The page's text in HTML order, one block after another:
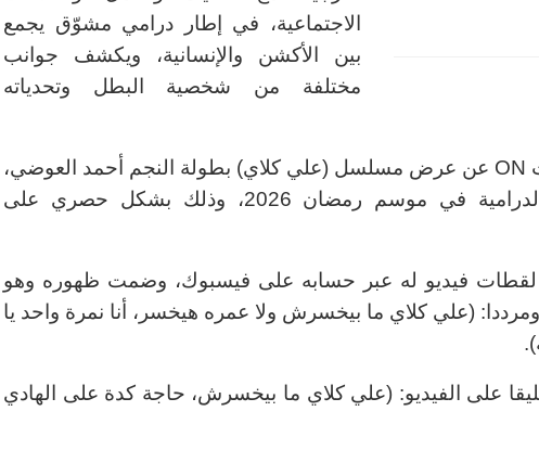
الاجتماعية، في إطار درامي مشوّق يجمع
بين الأكشن والإنسانية، ويكشف جوانب
مختلفة من شخصية البطل وتحدياته
كانت أعلنت شبكة قنوات ON عن عرض مسلسل (علي كلاي) بطولة النجم أحمد العوضي،
ضمن خريطة أعمالها الدرامية في موسم رمضان 2026، وذلك بشكل حصري على
فيديو له عبر حسابه على فيسبوك، وضمت ظهوره وهو
(علي كلاي ما بيخسرش ولا عمره هيخسر، أنا نمرة واحد يا
على الفيديو: (علي كلاي ما بيخسرش، حاجة كدة على الهادي